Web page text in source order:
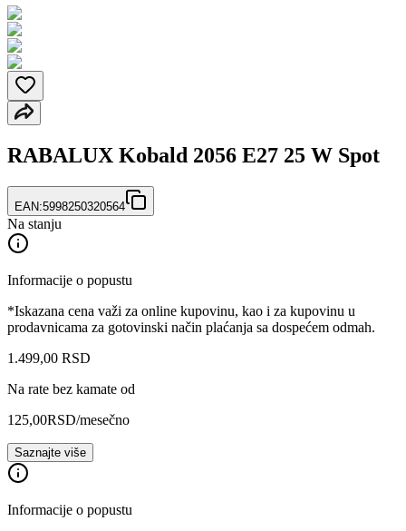
RABALUX Kobald 2056 E27 25 W Spot
EAN:5998250320564
Na stanju
Informacije o popustu
*Iskazana cena važi za online kupovinu, kao i za kupovinu u
prodavnicama za gotovinski način plaćanja sa dospećem odmah.
1.499,00 RSD
Na rate bez kamate od
125,00RSD/mesečno
Saznajte više
Informacije o popustu